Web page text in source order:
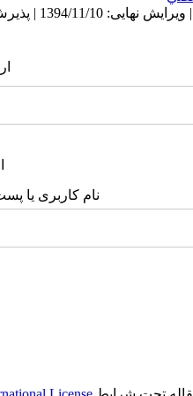
نام کاربری یا